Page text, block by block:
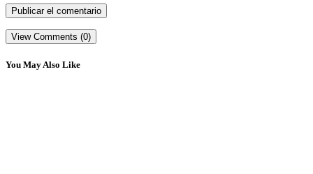
View Comments (0)
You May Also Like